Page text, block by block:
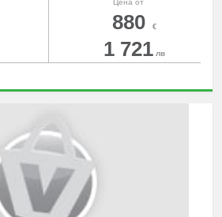
Цена от
880 €
1 721 лв